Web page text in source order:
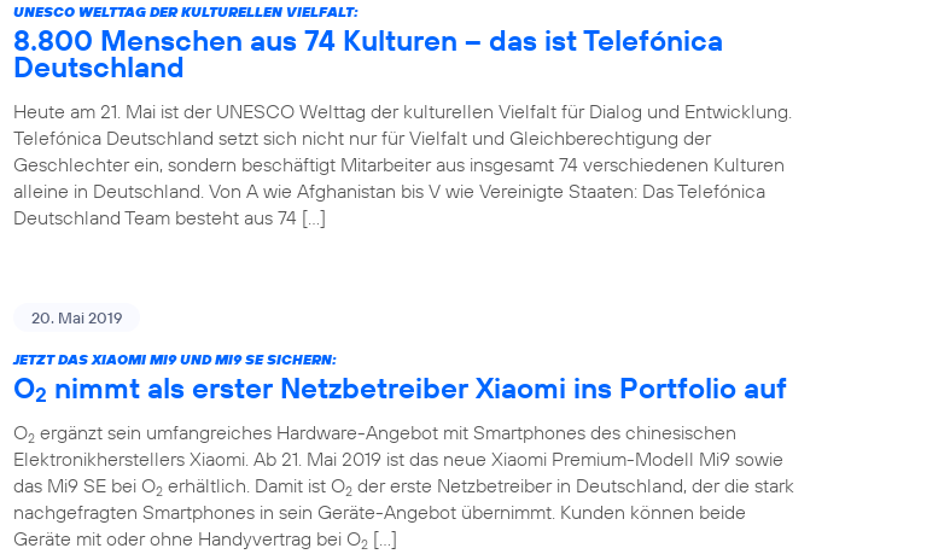
UNESCO WELTTAG DER KULTURELLEN VIELFALT:
8.800 Menschen aus 74 Kulturen – das ist Telefónica
Deutschland
Heute am 21. Mai ist der UNESCO Welttag der kulturellen Vielfalt für Dialog und Entwicklung.
Telefónica Deutschland setzt sich nicht nur für Vielfalt und Gleichberechtigung der
Geschlechter ein, sondern beschäftigt Mitarbeiter aus insgesamt 74 verschiedenen Kulturen
alleine in Deutschland. Von A wie Afghanistan bis V wie Vereinigte Staaten: Das Telefónica
Deutschland Team besteht aus 74 […]
20. Mai 2019
JETZT DAS XIAOMI MI9 UND MI9 SE SICHERN:
O2 nimmt als erster Netzbetreiber Xiaomi ins Portfolio auf
O2 ergänzt sein umfangreiches Hardware-Angebot mit Smartphones des chinesischen
Elektronikherstellers Xiaomi. Ab 21. Mai 2019 ist das neue Xiaomi Premium-Modell Mi9 sowie
das Mi9 SE bei O2 erhältlich. Damit ist O2 der erste Netzbetreiber in Deutschland, der die stark
nachgefragten Smartphones in sein Geräte-Angebot übernimmt. Kunden können beide
Geräte mit oder ohne Handyvertrag bei O2 […]